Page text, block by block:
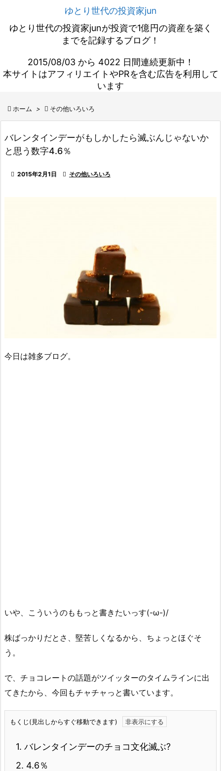
ゆとり世代の投資家jun
ゆとり世代の投資家junが投資で1億円の資産を築く
までを記録するブログ！
2015/08/03 から 4022 日間連続更新中！
本サイトはアフィリエイトやPRを含む広告を利用して
います
 ホーム >  その他いろいろ
バレンタインデーがもしかしたら滅ぶんじゃないか
と思う数字4.6％
 2015年2月1日  その他いろいろ
今日は雑多ブログ。
いや、こういうのももっと書きたいっす(-ω-)/
株ばっかりだとさ、堅苦しくなるから、ちょっとほぐそ
う。
で、チョコレートの話題がツイッターのタイムラインに出
てきたから、今回もチャチャっと書いています。
もくじ(見出しからすぐ移動できます)
1. バレンタインデーのチョコ文化滅ぶ?
2. 4.6％